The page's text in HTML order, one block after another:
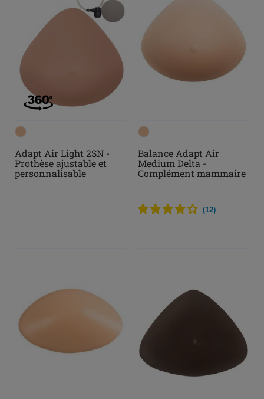
Adapt Air Light 2SN -
Prothèse ajustable et
personnalisable
Balance Adapt Air
Medium Delta -
Complément mammaire
(12)